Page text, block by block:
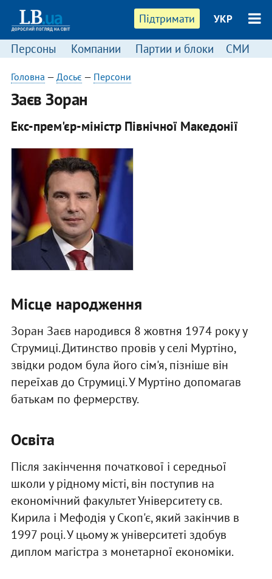
Підтримати УКР
Персоны Компании Партии и блоки СМИ
Головна — Досьє — Персони
Заєв Зоран
Екс-прем'єр-міністр Північної Македонії
Місце народження
Зоран Заєв народився 8 жовтня 1974 року у
Струмиці. Дитинство провів у селі Муртіно,
звідки родом була його сім'я, пізніше він
переїхав до Струмиці. У Муртіно допомагав
батькам по фермерству.
Освіта
Після закінчення початкової і середньої
школи у рідному місті, він поступив на
економічний факультет Університету св.
Кирила і Мефодія у Скоп'є, який закінчив в
1997 році. У цьому ж університеті здобув
диплом магістра з монетарної економіки.